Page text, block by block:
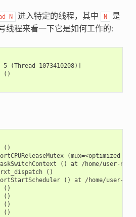
N 进入特定的线程，其中 N
是
线程来看一下它是如何工作的:
(Thread 1073410208)]
()
()
() at /home/user-
()
() at /home/user-
()
()
()
()